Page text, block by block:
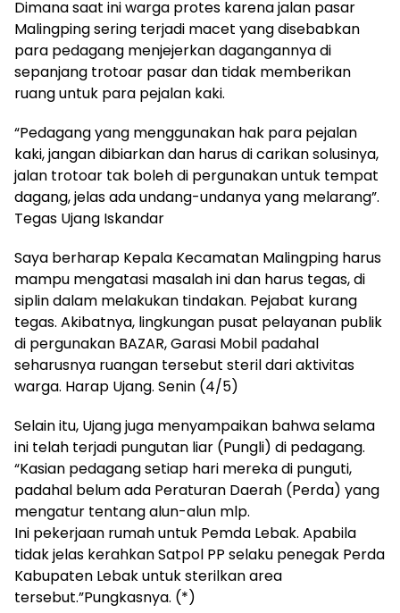
Dimana saat ini warga protes karena jalan pasar
Malingping sering terjadi macet yang disebabkan
para pedagang menjejerkan dagangannya di
sepanjang trotoar pasar dan tidak memberikan
ruang untuk para pejalan kaki.
“Pedagang yang menggunakan hak para pejalan
kaki, jangan dibiarkan dan harus di carikan solusinya,
jalan trotoar tak boleh di pergunakan untuk tempat
dagang, jelas ada undang-undanya yang melarang”.
Tegas Ujang Iskandar
Saya berharap Kepala Kecamatan Malingping harus
mampu mengatasi masalah ini dan harus tegas, di
siplin dalam melakukan tindakan. Pejabat kurang
tegas. Akibatnya, lingkungan pusat pelayanan publik
di pergunakan BAZAR, Garasi Mobil padahal
seharusnya ruangan tersebut steril dari aktivitas
warga. Harap Ujang. Senin (4/5)
Selain itu, Ujang juga menyampaikan bahwa selama
ini telah terjadi pungutan liar (Pungli) di pedagang.
“Kasian pedagang setiap hari mereka di punguti,
padahal belum ada Peraturan Daerah (Perda) yang
mengatur tentang alun-alun mlp.
Ini pekerjaan rumah untuk Pemda Lebak. Apabila
tidak jelas kerahkan Satpol PP selaku penegak Perda
Kabupaten Lebak untuk sterilkan area
tersebut.”Pungkasnya. (*)